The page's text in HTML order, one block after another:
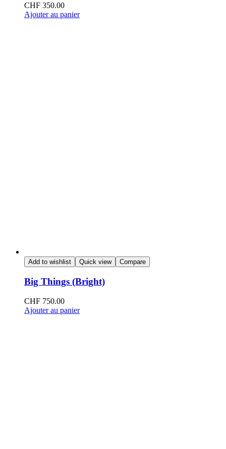
CHF 350.00
Ajouter au panier
Add to wishlist Quick view Compare
Big Things (Bright)
CHF 750.00
Ajouter au panier